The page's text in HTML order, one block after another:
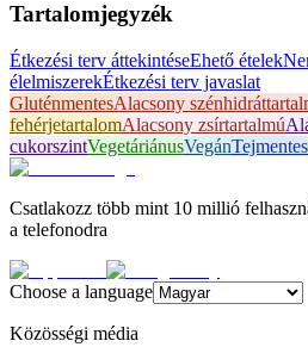
Tartalomjegyzék
Étkezési terv áttekintéseEhető ételek
élelmiszerekÉtkezési terv javaslat
GluténmentesAlacsony
fehérjetartalomAlacsony zsírtartalmú
cukorszintVegetáriánusVegánTejmentes
Csatlakozz több mint 10 millió
a telefonodra
Choose a language
Közösségi média